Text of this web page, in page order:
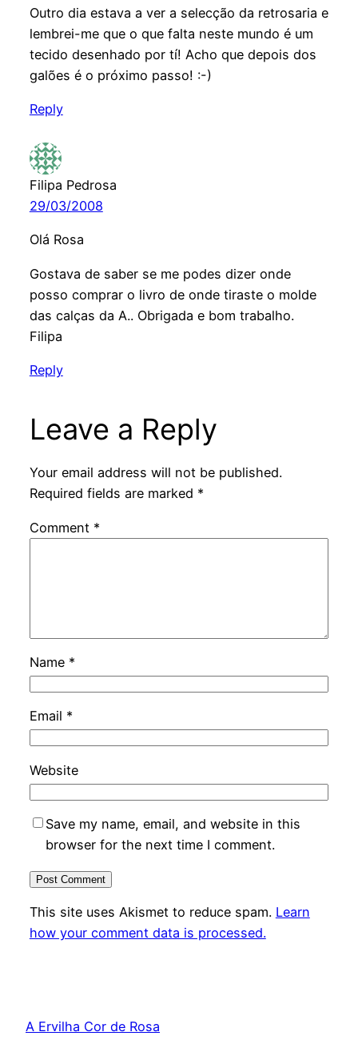
Outro dia estava a ver a selecção da retrosaria e
lembrei-me que o que falta neste mundo é um
tecido desenhado por tí! Acho que depois dos
galões é o próximo passo! :-)
Reply
Filipa Pedrosa
29/03/2008
Olá Rosa
Gostava de saber se me podes dizer onde
posso comprar o livro de onde tiraste o molde
das calças da A.. Obrigada e bom trabalho.
Filipa
Reply
Leave a Reply
Your email address will not be published.
Required fields are marked *
Comment *
Name *
Email *
Website
Save my name, email, and website in this
browser for the next time I comment.
This site uses Akismet to reduce spam. Learn
how your comment data is processed.
A Ervilha Cor de Rosa